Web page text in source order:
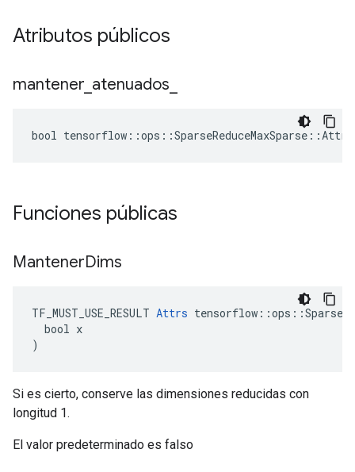
Atributos públicos
mantener atenuados
bool
Funciones públicas
MantenerDims
TF_MUST_USE_RESULT Attrs
  bool x
)
Si es cierto, conserve las dimensiones reducidas con
longitud 1.
El valor predeterminado es falso